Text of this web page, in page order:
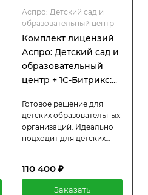
Аспро: Детский сад и
образовательный центр
Комплект лицензий
Аспро: Детский сад и
образовательный
центр + 1С-Битрикс:
Готовое решение для
детских образовательных
организаций. Идеально
подходит для детских
секций. Сайт создан с
110 400 ₽
Заказать